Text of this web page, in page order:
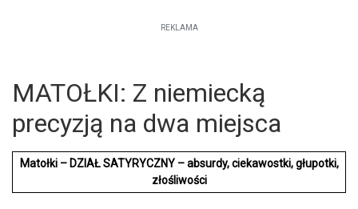
REKLAMA
MATOŁKI: Z niemiecką
precyzją na dwa miejsca
Matołki – DZIAŁ SATYRYCZNY – absurdy, ciekawostki, głupotki,
złośliwości